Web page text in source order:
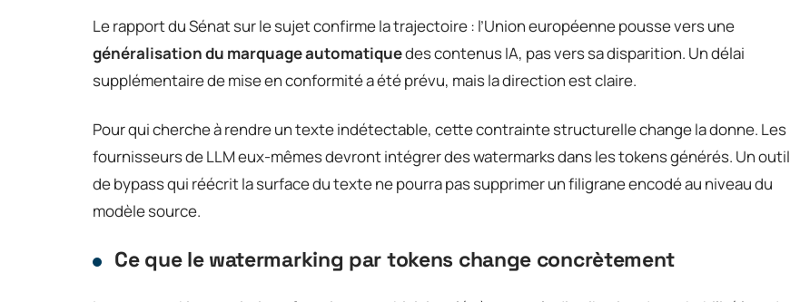
Le rapport du Sénat sur le sujet confirme la trajectoire : l’Union européenne pousse vers une
généralisation du marquage automatiquedes contenus IA, pas vers sa disparition. Un délai
supplémentaire de mise en conformité a été prévu, mais la direction est claire.
Pour qui cherche à rendre un texte indétectable, cette contrainte structurelle change la donne. Les
fournisseurs de LLM eux-mêmes devront intégrer des watermarks dans les tokens générés. Un outil
de bypass qui réécrit la surface du texte ne pourra pas supprimer un filigrane encodé au niveau du
modèle source.
Ce que le watermarking par tokens change concrètement